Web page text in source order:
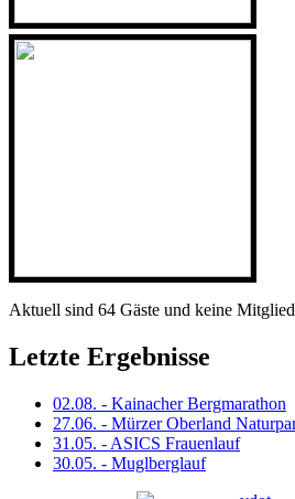
Aktuell sind 64 Gäste und keine
Letzte Ergebnisse
02.08. - Kainacher Bergmarathon
27.06. - Mürzer Oberland
31.05. - ASICS Frauenlauf
30.05. - Muglberglauf